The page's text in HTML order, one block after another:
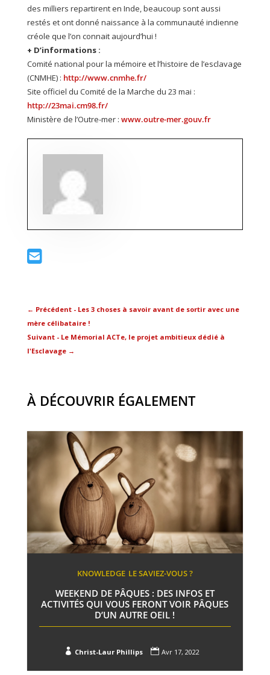
des milliers repartirent en Inde, beaucoup sont aussi
restés et ont donné naissance à la communauté indienne
créole que l’on connait aujourd’hui !
+ D’informations :
Comité national pour la mémoire et l’histoire de l’esclavage
(CNMHE) : http://www.cnmhe.fr/
Site officiel du Comité de la Marche du 23 mai :
http://23mai.cm98.fr/
Ministère de l’Outre-mer : www.outre-mer.gouv.fr
← Précédent - Les 3 choses à savoir avant de sortir avec une
mère célibataire !
Suivant - Le Mémorial ACTe, le projet ambitieux dédié à
l'Esclavage→
À DÉCOUVRIR ÉGALEMENT
KNOWLEDGE LE SAVIEZ-VOUS ?
WEEKEND DE PÂQUES : DES INFOS ET
ACTIVITÉS QUI VOUS FERONT VOIR PÂQUES
D’UN AUTRE OEIL !
 Christ-Laur Phillips  Avr 17, 2022